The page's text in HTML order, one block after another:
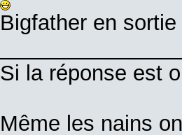
Bigfather en
Si la réponse est
Même les nains